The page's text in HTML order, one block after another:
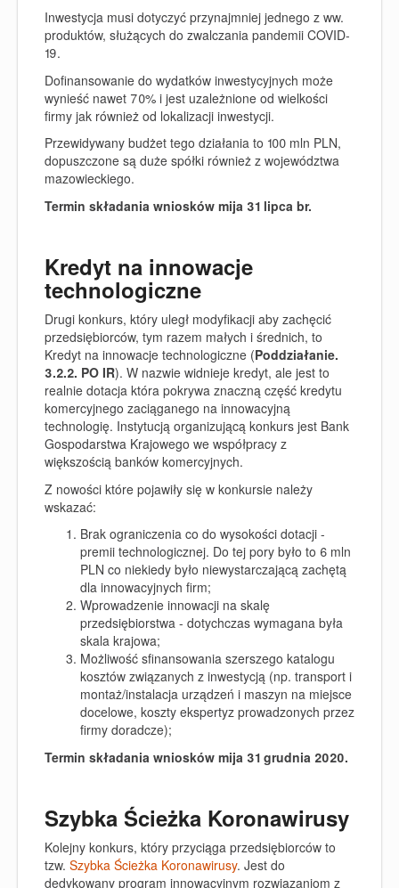
Inwestycja musi dotyczyć przynajmniej jednego z ww.
produktów, służących do zwalczania pandemii COVID-
19.
Dofinansowanie do wydatków inwestycyjnych może
wynieść nawet 70% i jest uzależnione od wielkości
firmy jak również od lokalizacji inwestycji.
Przewidywany budżet tego działania to 100 mln PLN,
dopuszczone są duże spółki również z województwa
mazowieckiego.
Termin składania wniosków mija 31 lipca br.
Kredyt na innowacje
technologiczne
Drugi konkurs, który uległ modyfikacji aby zachęcić
przedsiębiorców, tym razem małych i średnich, to
Kredyt na innowacje technologiczne (Poddziałanie.
3.2.2. PO IR). W nazwie widnieje kredyt, ale jest to
realnie dotacja która pokrywa znaczną część kredytu
komercyjnego zaciąganego na innowacyjną
technologię. Instytucją organizującą konkurs jest Bank
Gospodarstwa Krajowego we współpracy z
większością banków komercyjnych.
Z nowości które pojawiły się w konkursie należy
wskazać:
Brak ograniczenia co do wysokości dotacji -
premii technologicznej. Do tej pory było to 6 mln
PLN co niekiedy było niewystarczającą zachętą
dla innowacyjnych firm;
Wprowadzenie innowacji na skalę
przedsiębiorstwa - dotychczas wymagana była
skala krajowa;
Możliwość sfinansowania szerszego katalogu
kosztów związanych z inwestycją (np. transport i
montaż/instalacja urządzeń i maszyn na miejsce
docelowe, koszty ekspertyz prowadzonych przez
firmy doradcze);
Termin składania wniosków mija 31 grudnia 2020.
Szybka Ścieżka Koronawirusy
Kolejny konkurs, który przyciąga przedsiębiorców to
tzw. Szybka Ścieżka Koronawirusy. Jest do
dedykowany program innowacyjnym rozwiązaniom z